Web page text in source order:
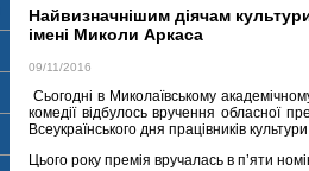
Найвизначнішим діячам
імені Миколи Аркаса
09/11/2016
Сьогодні в Миколаївському
комедії відбулось вручення обласної
Всеукраїнського дня працівників
Цього року премія вручалась в п’яти